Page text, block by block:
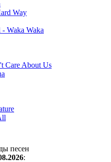
Way
- Waka Waka
Care About Us
песен
: